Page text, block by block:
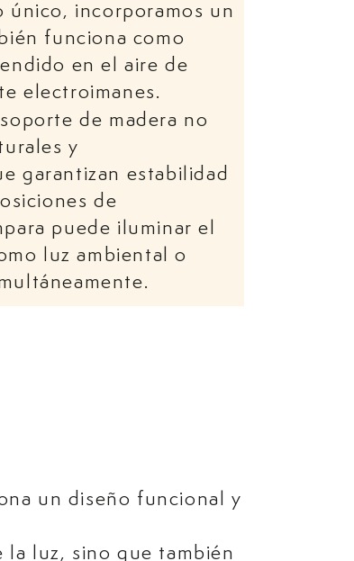
único, incorporamos un
funciona como
en el aire de
electroimanes.
de madera no
y
garantizan estabilidad
de
puede iluminar el
luz ambiental o
un diseño funcional y
luz, sino que también